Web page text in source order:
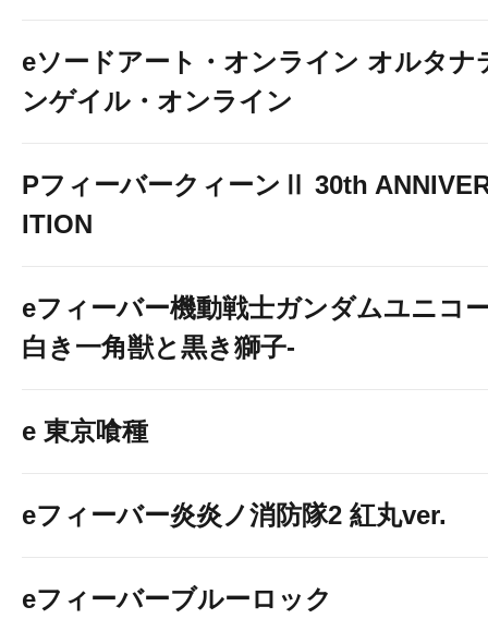
eソードアート・オンライン オルタナ
ンゲイル・オンライン
PフィーバークィーンⅡ 30th
ITION
eフィーバー機動戦士ガンダムユニコ
白き一角獣と黒き獅子-
e 東京喰種
eフィーバー炎炎ノ消防隊2 紅丸ver.
eフィーバーブルーロック